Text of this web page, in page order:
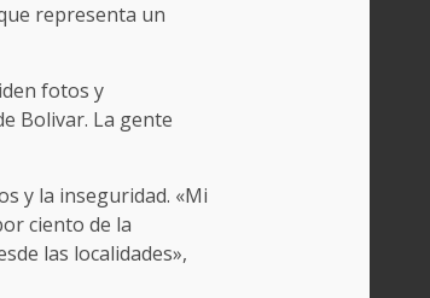
representa un
fotos y
Bolivar. La gente
y la inseguridad. «Mi
ciento de la
las localidades»,